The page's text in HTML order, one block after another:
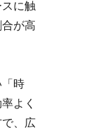
に触
が高
時
よく
、広